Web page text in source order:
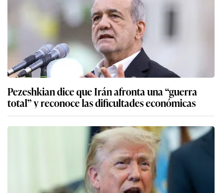
Pezeshkian dice que Irán afronta una “guerra
total” y reconoce las dificultades económicas